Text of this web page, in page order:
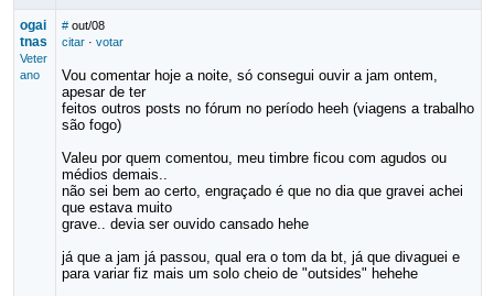
ogai
tnas
Veter
ano
# out/08
citar· votar
Vou comentar hoje a noite, só consegui ouvir a jam ontem,
apesar de ter
feitos outros posts no fórum no período heeh (viagens a trabalho
são fogo)
Valeu por quem comentou, meu timbre ficou com agudos ou
médios demais..
não sei bem ao certo, engraçado é que no dia que gravei achei
que estava muito
grave.. devia ser ouvido cansado hehe
já que a jam já passou, qual era o tom da bt, já que divaguei e
para variar fiz mais um solo cheio de "outsides" hehehe